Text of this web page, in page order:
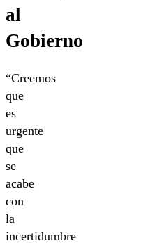
al
Gobierno
“Creemos
que
es
urgente
que
se
acabe
con
la
incertidumbre